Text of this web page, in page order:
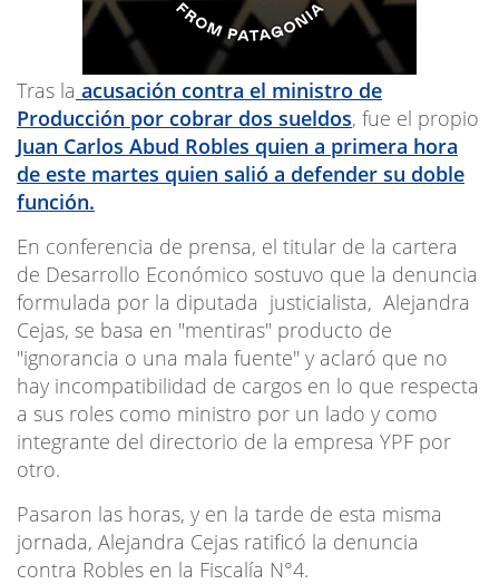
Tras la acusación contra el ministro de
Producción por cobrar dos sueldos, fue el propio
Juan Carlos Abud Robles quien a primera hora
de este martes quien salió a defender su doble
función.
En conferencia de prensa, el titular de la cartera
de Desarrollo Económico sostuvo que la denuncia
formulada por la diputada justicialista, Alejandra
Cejas, se basa en "mentiras" producto de
"ignorancia o una mala fuente" y aclaró que no
hay incompatibilidad de cargos en lo que respecta
a sus roles como ministro por un lado y como
integrante del directorio de la empresa YPF por
otro.
Pasaron las horas, y en la tarde de esta misma
jornada, Alejandra Cejas ratificó la denuncia
contra Robles en la Fiscalía N°4.